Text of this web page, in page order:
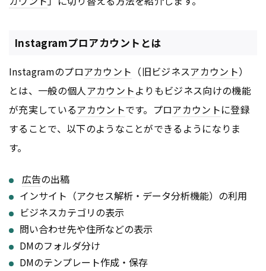
Instagramプロアカウントとは
Instagramのプロアカウント （旧ビジネスアカウント）
とは、一般の個人アカウントよりもビジネス向けの機能
が充実しているアカウントです。プロアカウントに登録
することで、以下のようなことができるようになりま
す。
広告の出稿
インサイト（アクセス解析・データ分析機能）の利用
ビジネスカテゴリの表示
問い合わせ先や住所などの表示
DMのフォルダ分け
DMのテンプレート作成・保存